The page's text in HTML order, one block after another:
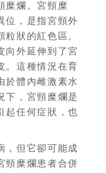
糜爛。宮頸糜
位，是指宮頸外
狀的紅色區。
向外延伸到了宮
。這種情況在育
於體內雌激素水
下，宮頸糜爛是
起任何症狀，也
，但它卻可能成
頸糜爛患者合併